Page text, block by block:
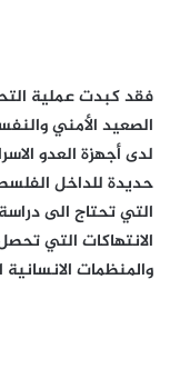
فقد كبدت عملية
الصعيد الأمني
لدى أجهزة العدو
حديدة للداخل
التي تحتاج الى
الانتهاكات التي
والمنظمات الانسانية